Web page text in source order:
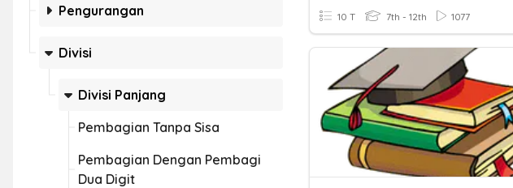
Pengurangan
Divisi
Divisi Panjang
Pembagian Tanpa Sisa
Pembagian Dengan Pembagi
Dua Digit
10 T 7th - 12th 1077